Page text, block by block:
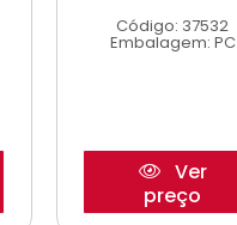
Código: 37532
Embalagem: PC
Ver
preço